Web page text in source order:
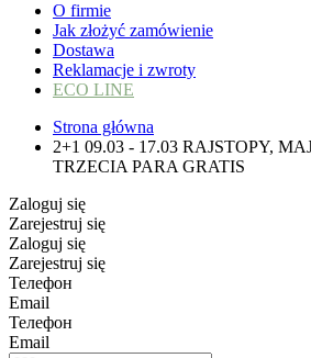
O firmie
Jak złożyć zamówienie
Dostawa
Reklamacje i zwroty
ECO LINE
Strona główna
2+1 09.03 - 17.03 RAJSTOPY,
TRZECIA PARA GRATIS
Zaloguj się
Zarejestruj się
Zaloguj się
Zarejestruj się
Телефон
Email
Телефон
Email